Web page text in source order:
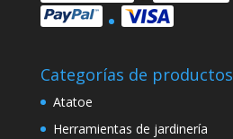
Categorías de productos
Atatoe
Herramientas de jardinería